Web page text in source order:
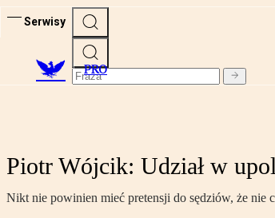
Serwisy
PRO
Piotr Wójcik: Udział w
Nikt nie powinien mieć pretensji do sędziów, że nie